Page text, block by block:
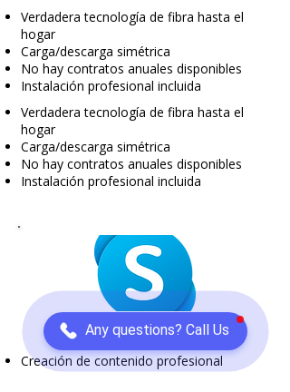
Any questions? Call Us
Verdadera tecnología de fibra hasta el
hogar
Carga/descarga simétrica
No hay contratos anuales disponibles
Instalación profesional incluida
Verdadera tecnología de fibra hasta el
hogar
Carga/descarga simétrica
No hay contratos anuales disponibles
Instalación profesional incluida
Fibra multigigabit
Creación de contenido profesional